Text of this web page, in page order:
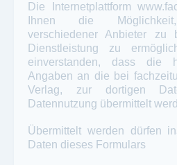
Die Internetplattform
Ihnen die Möglichkeit,
verschiedener Anbieter zu
Dienstleistung zu
einverstanden, dass die
Angaben an die bei
Verlag, zur dortigen
Datennutzung übermittelt
Übermittelt werden dürfen
Daten dieses Formulars